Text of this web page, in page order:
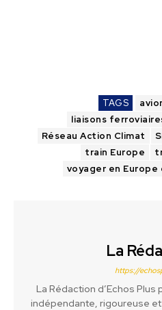
TAGS
liaisons
Réseau Action Climat
train Europe
voyager en Europe
La
https://
La Rédaction d’Echos
indépendante, rigoureuse